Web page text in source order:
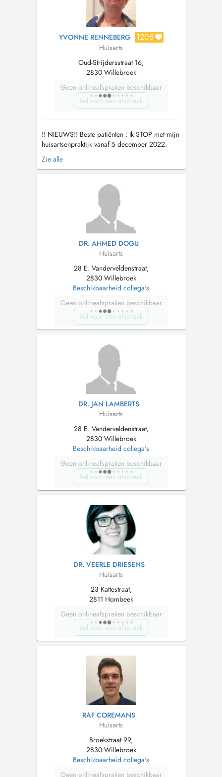
YVONNE RENNEBERG 1205
Huisarts
Oud-Strijdersstraat 16,
2830 Willebroek
Geen onlineafspraken beschikbaar
Bel voor een afspraak
!! NIEUWS!! Beste patiënten : Ik STOP met mijn
huisartsenpraktijk vanaf 5 december 2022.
BEDANKT voor het jarenlange genoten
vertrouwen! Het was fijn er voor jullie te mogen
hebben , laat het mij weten via sms dan stuur ik
jullie dossiers naa...
Zie alle
DR. AHMED DOGU
Huisarts
28 E. Vanderveldenstraat,
2830 Willebroek
Beschikbaarheid collega's
Geen onlineafspraken beschikbaar
Bel voor een afspraak
DR. JAN LAMBERTS
Huisarts
28 E. Vanderveldenstraat,
2830 Willebroek
Beschikbaarheid collega's
Geen onlineafspraken beschikbaar
Bel voor een afspraak
DR. VEERLE DRIESENS
Huisarts
23 Kattestraat,
2811 Hombeek
Geen onlineafspraken beschikbaar
Bel voor een afspraak
RAF COREMANS
Huisarts
Broekstraat 99,
2830 Willebroek
Beschikbaarheid collega's
Geen onlineafspraken beschikbaar